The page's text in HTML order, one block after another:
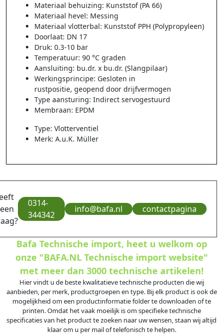
Materiaal behuizing: Kunststof (PA 66)
Materiaal hevel: Messing
Materiaal vlotterbal: Kunststof PPH (Polypropyleen)
Doorlaat: DN 17
Druk: 0.3-10 bar
Temperatuur: 90 °C graden
Aansluiting: bu.dr. x bu.dr. (Slangpilaar)
Werkingsprincipe: Gesloten in
rustpositie, geopend door drijfvermogen
Type aansturing: Indirect servogestuurd
Membraan: EPDM
Type: Vlotterventiel
Merk: A.u.K. Müller
0314-
344342
info@bafa.nl contactpagina
Bafa Technische import, heet u welkom op
onze "BAFA.NL Technische import website"
met meer dan 3000 technische artikelen!
Hier vindt u de beste kwalitatieve technische producten die wij
aanbieden, per merk, productgroepen en type. Bij elk product is ook de
mogelijkheid om een productinformatie folder te downloaden of te
printen. Omdat het vaak moeilijk is om specifieke technische
specificaties van het product te zoeken naar uw wensen, staan wij altijd
klaar om u per mail of telefonisch te helpen.